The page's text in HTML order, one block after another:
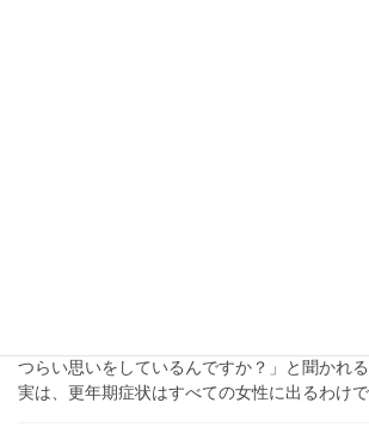
つらい思いをしているんですか？」と聞かれる
実は、更年期症状はすべての女性に出るわけ